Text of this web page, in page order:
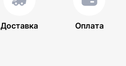
Доставка Оплата